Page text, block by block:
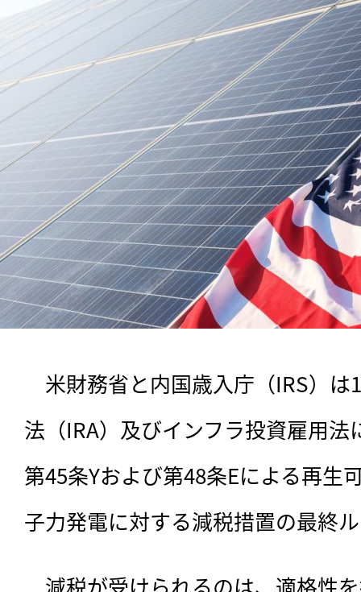
米財務省と内国歳入庁（IRS）は
法（IRA）及びインフラ投資雇用
第45条Yおよび第48条Eによる再生
子力発電に対する減税措置の最終
減税が受けられるのは、 適格性